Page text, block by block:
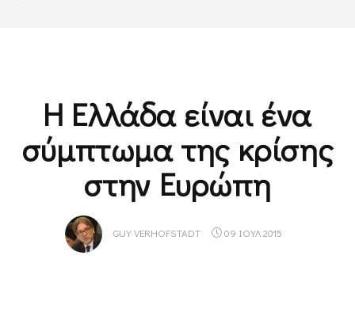
Η Ελλάδα είναι ένα
σύμπτωμα της κρίσης
στην Ευρώπη
GUY VERHOFSTADT 09 ΙΟΥΛ 2015